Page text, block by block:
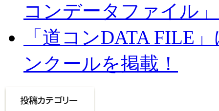
コンデータファイル
「道コンDATA FILE
ンクールを掲載！